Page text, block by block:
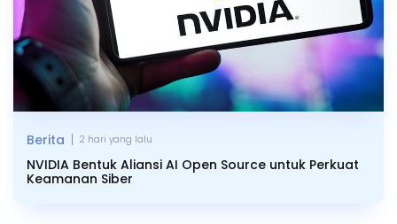
NVIDIA Bentuk Aliansi AI Open Source untuk Perkuat
Keamanan Siber
Berita | 2 hari yang lalu